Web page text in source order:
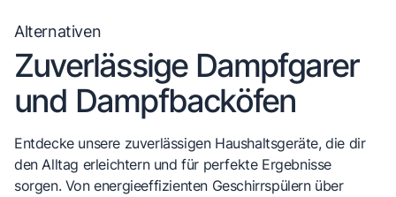
Alternativen
Zuverlässige Dampfgarer
und Dampfbacköfen
Entdecke unsere zuverlässigen Haushaltsgeräte, die dir
den Alltag erleichtern und für perfekte Ergebnisse
sorgen. Von energieeffizienten Geschirrspülern über